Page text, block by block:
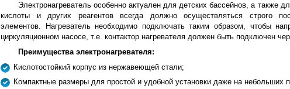
Электронагреватель особенно актуален для детских бассейнов, а также
кислоты и других реагентов всегда должно осуществляться строго
элементов. Нагреватель необходимо подключать таким образом, чтобы
циркуляционном насосе, т.е. контактор нагревателя должен быть подключен
Преимущества электронагревателя:
Кислотостойкий корпус из нержавеющей стали;
Компактные размеры для простой и удобной установки даже на небольших